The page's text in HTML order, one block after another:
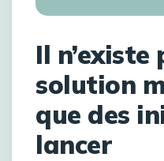
Il n’existe
solution
que des
lancer